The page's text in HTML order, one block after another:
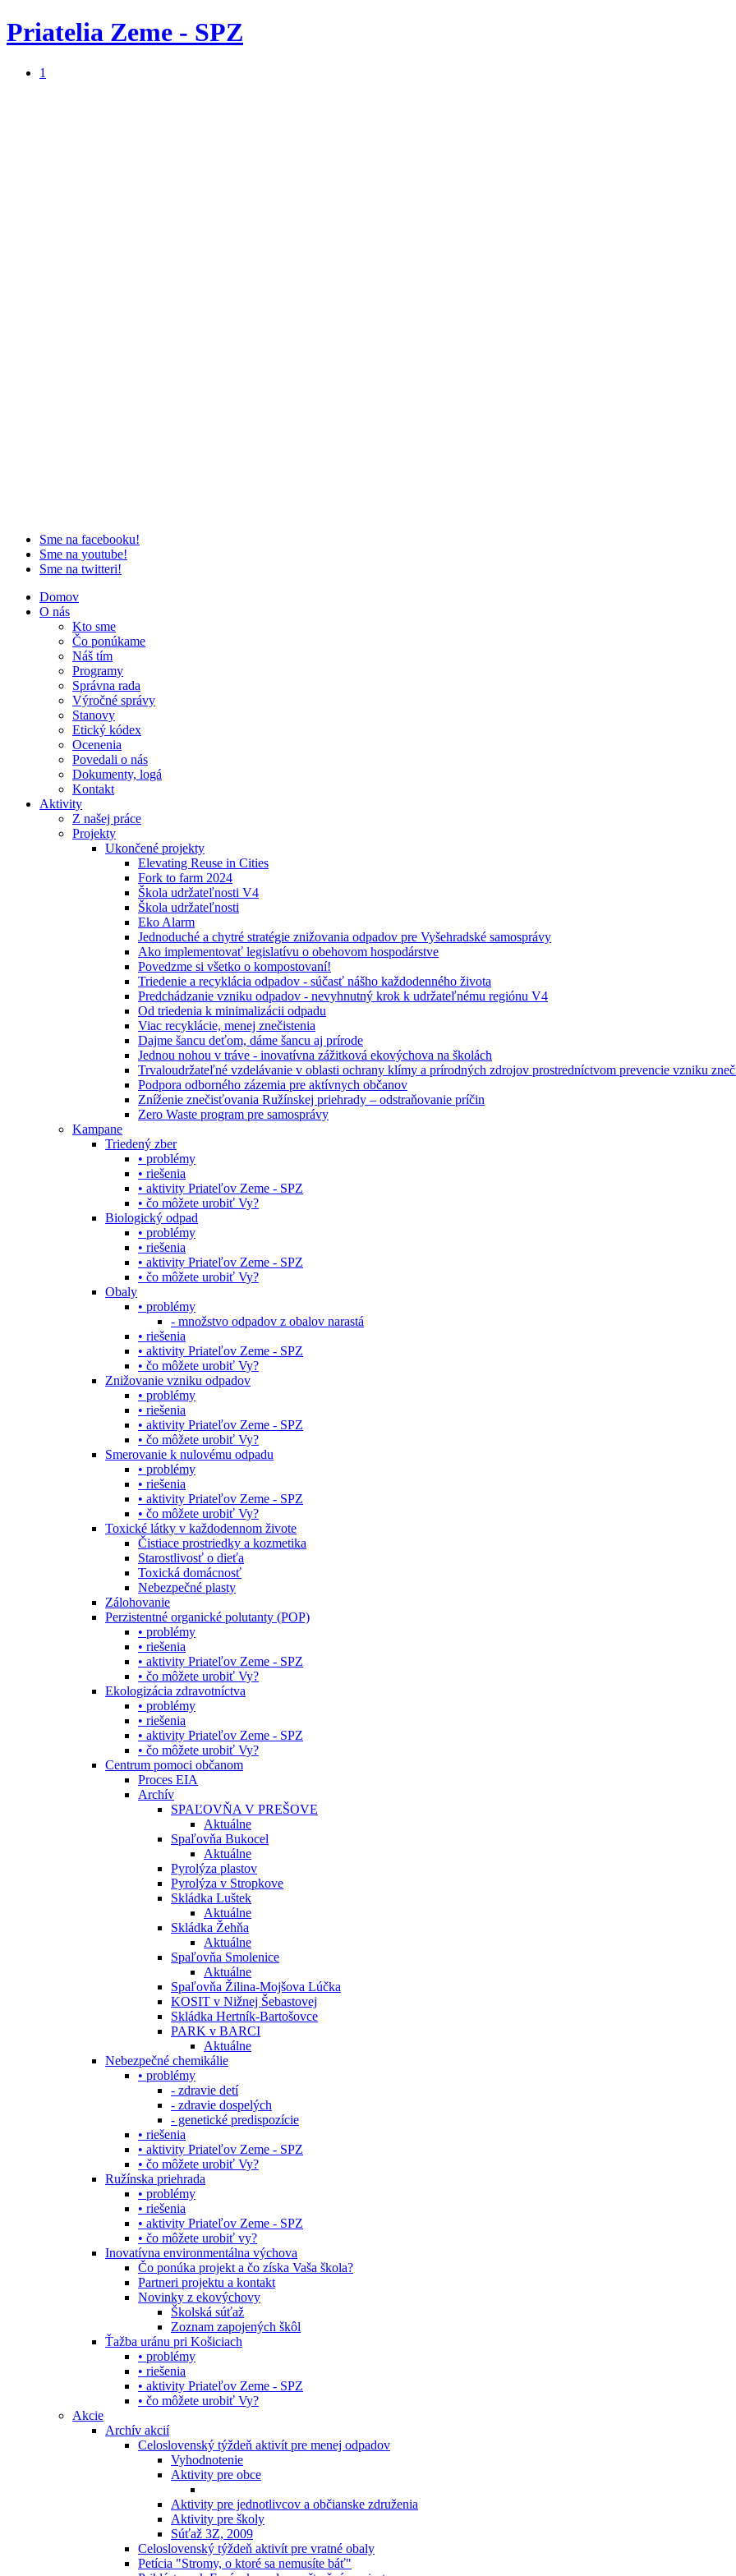
Priatelia Zeme - SPZ
1
Sme na facebooku!
Sme na youtube!
Sme na twitteri!
Domov
O nás
Kto sme
Čo ponúkame
Náš tím
Programy
Správna rada
Výročné správy
Stanovy
Etický kódex
Ocenenia
Povedali o nás
Dokumenty, logá
Kontakt
Aktivity
Z našej práce
Projekty
Ukončené projekty
Elevating Reuse in Cities
Fork to farm 2024
Škola udržateľnosti V4
Škola udržateľnosti
Eko Alarm
Jednoduché a chytré stratégie znižovania odpadov pre Vyšehradské samosprávy
Ako implementovať legislatívu o obehovom hospodárstve
Povedzme si všetko o kompostovaní!
Triedenie a recyklácia odpadov - súčasť nášho každodenného života
Predchádzanie vzniku odpadov - nevyhnutný krok k udržateľnému regiónu V4
Od triedenia k minimalizácii odpadu
Viac recyklácie, menej znečistenia
Dajme šancu deťom, dáme šancu aj prírode
Jednou nohou v tráve - inovatívna zážitková ekovýchova na školách
Trvaloudržateľné vzdelávanie v oblasti ochrany klímy a prírodných zdrojov prostredníctvom prevencie vzniku
Podpora odborného zázemia pre aktívnych občanov
Zníženie znečisťovania Ružínskej priehrady – odstraňovanie príčin
Zero Waste program pre samosprávy
Kampane
Triedený zber
• problémy
• riešenia
• aktivity Priateľov Zeme - SPZ
• čo môžete urobiť Vy?
Biologický odpad
• problémy
• riešenia
• aktivity Priateľov Zeme - SPZ
• čo môžete urobiť Vy?
Obaly
• problémy
- množstvo odpadov z obalov narastá
• riešenia
• aktivity Priateľov Zeme - SPZ
• čo môžete urobiť Vy?
Znižovanie vzniku odpadov
• problémy
• riešenia
• aktivity Priateľov Zeme - SPZ
• čo môžete urobiť Vy?
Smerovanie k nulovému odpadu
• problémy
• riešenia
• aktivity Priateľov Zeme - SPZ
• čo môžete urobiť Vy?
Toxické látky v každodennom živote
Čistiace prostriedky a kozmetika
Starostlivosť o dieťa
Toxická domácnosť
Nebezpečné plasty
Zálohovanie
Perzistentné organické polutanty (POP)
• problémy
• riešenia
• aktivity Priateľov Zeme - SPZ
• čo môžete urobiť Vy?
Ekologizácia zdravotníctva
• problémy
• riešenia
• aktivity Priateľov Zeme - SPZ
• čo môžete urobiť Vy?
Centrum pomoci občanom
Proces EIA
Archív
SPAĽOVŇA V PREŠOVE
Aktuálne
Spaľovňa Bukocel
Aktuálne
Pyrolýza plastov
Pyrolýza v Stropkove
Skládka Luštek
Aktuálne
Skládka Žehňa
Aktuálne
Spaľovňa Smolenice
Aktuálne
Spaľovňa Žilina-Mojšova Lúčka
KOSIT v Nižnej Šebastovej
Skládka Hertník-Bartošovce
PARK v BARCI
Aktuálne
Nebezpečné chemikálie
• problémy
- zdravie detí
- zdravie dospelých
- genetické predispozície
• riešenia
• aktivity Priateľov Zeme - SPZ
• čo môžete urobiť Vy?
Ružínska priehrada
• problémy
• riešenia
• aktivity Priateľov Zeme - SPZ
• čo môžete urobiť vy?
Inovatívna environmentálna výchova
Čo ponúka projekt a čo získa Vaša škola?
Partneri projektu a kontakt
Novinky z ekovýchovy
Školská súťaž
Zoznam zapojených škôl
Ťažba uránu pri Košiciach
• problémy
• riešenia
• aktivity Priateľov Zeme - SPZ
• čo môžete urobiť Vy?
Akcie
Archív akcií
Celoslovenský týždeň aktivít pre menej odpadov
Vyhodnotenie
Aktivity pre obce
Aktivity pre jednotlivcov a občianske združenia
Aktivity pre školy
Súťaž 3Z, 2009
Celoslovenský týždeň aktivít pre vratné obaly
Petícia "Stromy, o ktoré sa nemusíte báť"